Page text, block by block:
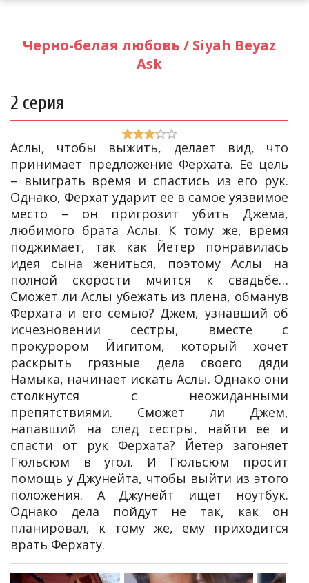
Черно-белая любовь / Siyah Beyaz
Ask
2 серия
Аслы, чтобы выжить, делает вид, что
принимает предложение Ферхата. Ее цель
– выиграть время и спастись из его рук.
Однако, Ферхат ударит ее в самое уязвимое
место – он пригрозит убить Джема,
любимого брата Аслы. К тому же, время
поджимает, так как Йетер понравилась
идея сына жениться, поэтому Аслы на
полной скорости мчится к свадьбе…
Сможет ли Аслы убежать из плена, обманув
Ферхата и его семью? Джем, узнавший об
исчезновении сестры, вместе с
прокурором Йигитом, который хочет
раскрыть грязные дела своего дяди
Намыка, начинает искать Аслы. Однако они
столкнутся с неожиданными
препятствиями. Сможет ли Джем,
напавший на след сестры, найти ее и
спасти от рук Ферхата? Йетер загоняет
Гюльсюм в угол. И Гюльсюм просит
помощь у Джунейта, чтобы выйти из этого
положения. А Джунейт ищет ноутбук.
Однако дела пойдут не так, как он
планировал, к тому же, ему приходится
врать Ферхату.